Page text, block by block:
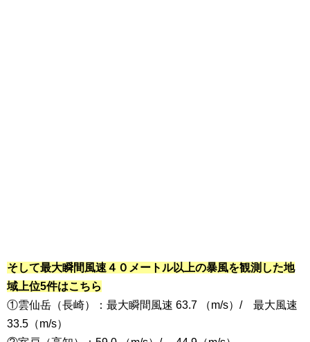
そして最大瞬間風速４０メートル以上の暴風を観測した地
域上位5件はこちら
①雲仙岳（長崎）：最大瞬間風速 63.7 （m/s）/ 最大風速
33.5（m/s）